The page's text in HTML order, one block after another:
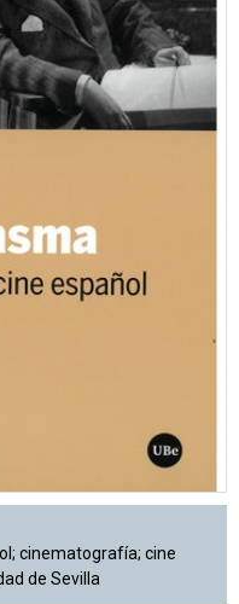
cinematografía; cine
de Sevilla